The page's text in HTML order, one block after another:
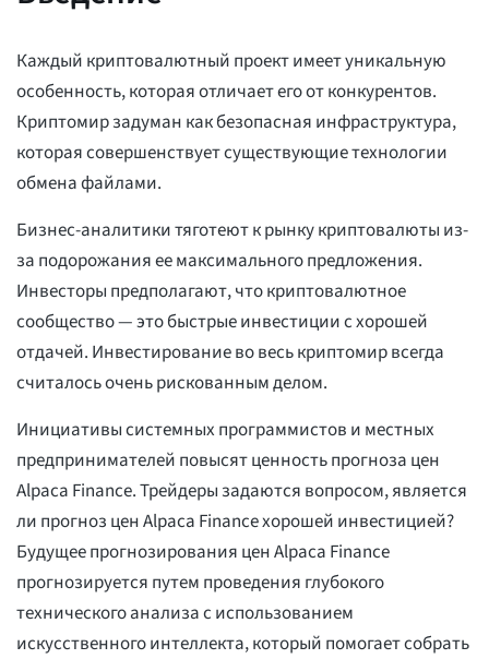
Каждый криптовалютный проект имеет уникальную
особенность, которая отличает его от конкурентов.
Криптомир задуман как безопасная инфраструктура,
которая совершенствует существующие технологии
обмена файлами.
Бизнес-аналитики тяготеют к рынку криптовалюты из-
за подорожания ее максимального предложения.
Инвесторы предполагают, что криптовалютное
сообщество — это быстрые инвестиции с хорошей
отдачей. Инвестирование во весь криптомир всегда
считалось очень рискованным делом.
Инициативы системных программистов и местных
предпринимателей повысят ценность прогноза цен
Alpaca Finance. Трейдеры задаются вопросом, является
ли прогноз цен Alpaca Finance хорошей инвестицией?
Будущее прогнозирования цен Alpaca Finance
прогнозируется путем проведения глубокого
технического анализа с использованием
искусственного интеллекта, который помогает собрать